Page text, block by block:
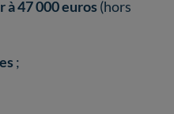
47 000 euros (hors
;